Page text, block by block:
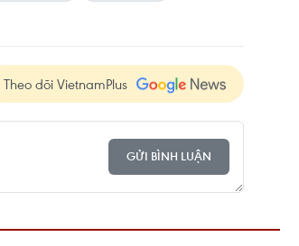
Theo dõi VietnamPlus
GỬI BÌNH LUẬN